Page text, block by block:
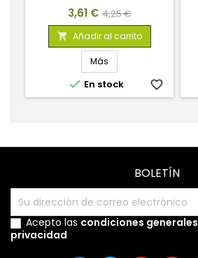
Precio
3,61 € Precio
base
4,25 €
 Añadir al carrito
Más
 En stock favorite_border
BOLETÍN
Acepto las condiciones generales
privacidad